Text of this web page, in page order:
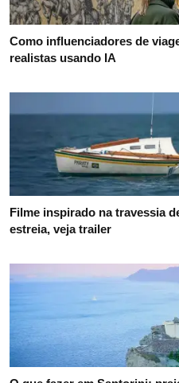
Como influenciadores de
realistas usando IA
Filme inspirado na travessia
estreia, veja trailer